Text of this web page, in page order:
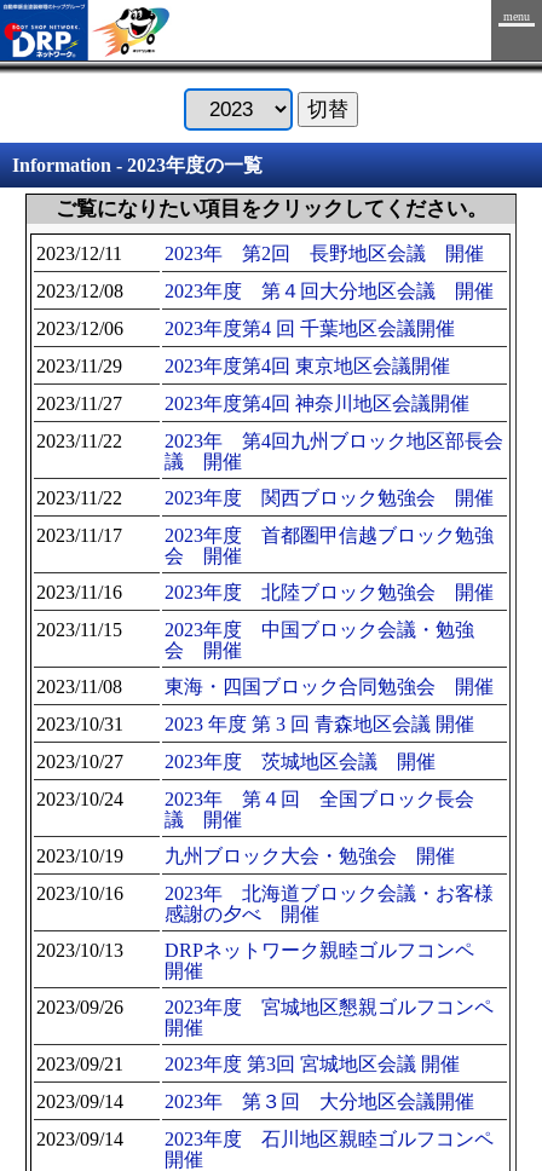
menu
Information - 2023年度の一覧
ご覧になりたい項目をクリックしてください。
2023/12/11
2023年 第2回 長野地区会議 開催
2023/12/08 2023年度 第４回大分地区会議 開催
2023/12/06 2023年度第4 回 千葉地区会議開催
2023/11/29 2023年度第4回 東京地区会議開催
2023/11/27 2023年度第4回 神奈川地区会議開催
2023/11/22
2023年 第4回九州ブロック地区部長会
議 開催
2023/11/22 2023年度 関西ブロック勉強会 開催
2023/11/17
2023年度 首都圏甲信越ブロック勉強
会 開催
2023/11/16 2023年度 北陸ブロック勉強会 開催
2023/11/15
2023年度 中国ブロック会議・勉強
会 開催
2023/11/08 東海・四国ブロック合同勉強会 開催
2023/10/31 2023 年度 第 3 回 青森地区会議 開催
2023/10/27 2023年度 茨城地区会議 開催
2023/10/24
2023年 第４回 全国ブロック長会
議 開催
2023/10/19 九州ブロック大会・勉強会 開催
2023/10/16
2023年 北海道ブロック会議・お客様
感謝の夕べ 開催
2023/10/13
DRPネットワーク親睦ゴルフコンペ
開催
2023/09/26
2023年度 宮城地区懇親ゴルフコンペ
開催
2023/09/21 2023年度 第3回 宮城地区会議 開催
2023/09/14 2023年 第３回 大分地区会議開催
2023/09/14
2023年度 石川地区親睦ゴルフコンペ
開催